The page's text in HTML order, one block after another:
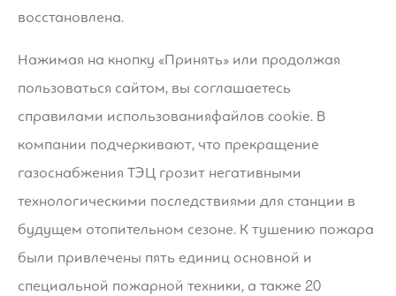
восстановлена.
Нажимая на кнопку «Принять» или продолжая
пользоваться сайтом, вы соглашаетесь
справилами использованияфайлов cookie. В
компании подчеркивают, что прекращение
газоснабжения ТЭЦ грозит негативными
технологическими последствиями для станции в
будущем отопительном сезоне. К тушению пожара
были привлечены пять единиц основной и
специальной пожарной техники, а также 20